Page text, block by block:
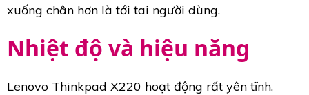
xuống chân hơn là tới tai người dùng.
Nhiệt độ và hiệu năng
Lenovo Thinkpad X220 hoạt động rất yên tĩnh,